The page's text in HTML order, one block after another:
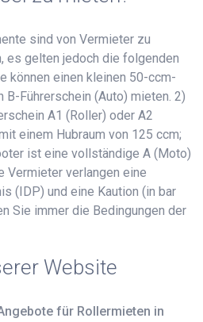
sind von Vermieter zu
es gelten jedoch die folgenden
können einen kleinen 50-ccm-
B-Führerschein (Auto) mieten. 2)
A1 (Roller) oder A2
einem Hubraum von 125 ccm;
ist eine vollständige A (Moto)
Vermieter verlangen eine
(IDP) und eine Kaution (in bar
Sie immer die Bedingungen der
Website
für Rollermieten in